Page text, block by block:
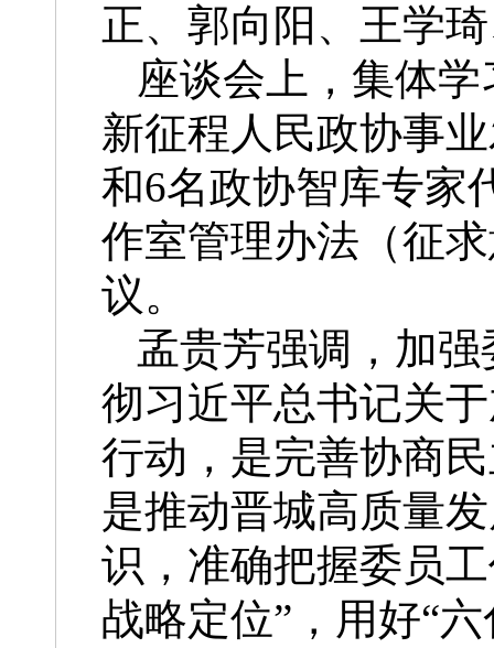
正、郭向阳、王学
座谈会上，集体
新征程人民政协事
和6名政协智库专家
作室管理办法（征
议。
孟贵芳强调，加
彻习近平总书记关
行动，是完善协商
是推动晋城高质量
识，准确把握委员
战略定位”，用好“